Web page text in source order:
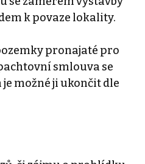
k povaze lokality.
pronajaté pro
smlouva se
možné ji ukončit dle